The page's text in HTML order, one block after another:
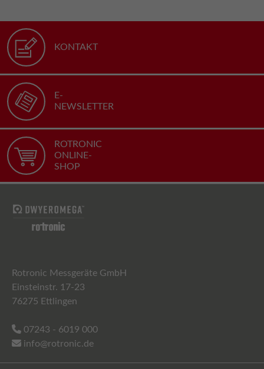
KONTAKT
E-
NEWSLETTER
ROTRONIC
ONLINE-
SHOP
Rotronic Messgeräte GmbH
Einsteinstr. 17-23
76275 Ettlingen
07243 - 6019 000
info@rotronic.de